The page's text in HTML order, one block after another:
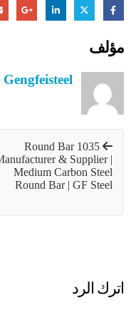
مؤلف
Gengfeisteel
1035 Round Bar
& Supplier |
Medium Carbon Steel
Round Bar | GF Steel
اترك الرد